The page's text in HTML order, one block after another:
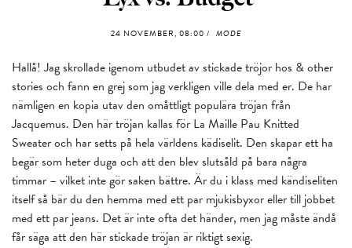
24 NOVEMBER, 08:00 / MODE
Hallå! Jag skrollade igenom utbudet av stickade tröjor hos & other
stories och fann en grej som jag verkligen ville dela med er. De har
nämligen en kopia utav den omåttligt populära tröjan från
Jacquemus. Den här tröjan kallas för La Maille Pau Knitted
Sweater och har setts på hela världens kädiselit. Den skapar ett ha
begär som heter duga och att den blev slutsåld på bara några
timmar – vilket inte gör saken bättre. Är du i klass med kändiseliten
itself så bär du den hemma med ett par mjukisbyxor eller till jobbet
med ett par jeans. Det är inte ofta det händer, men jag måste ändå
får säga att den här stickade tröjan är riktigt sexig.